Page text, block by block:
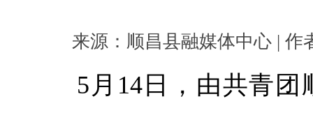
来源：顺昌县融媒体中心 | 作
5月14日，由共青